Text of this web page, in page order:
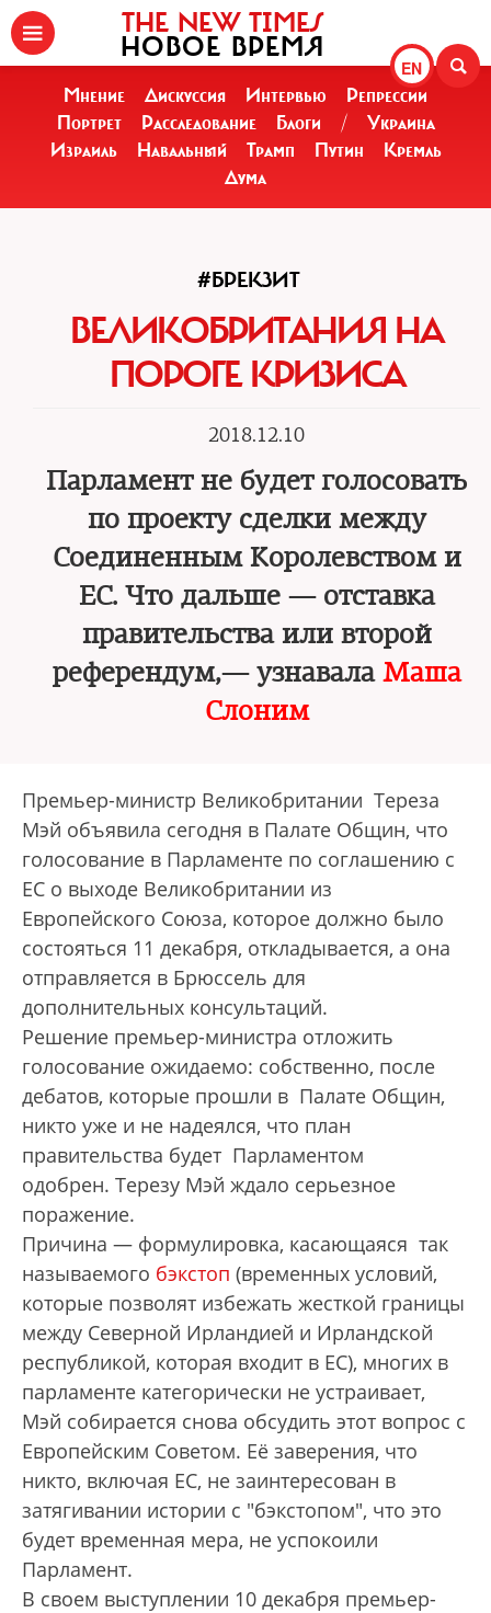
EN
THE NEW TIMES
НОВОЕ ВРЕМЯ
Мнение Дискуссия Интервью
Репрессии
Портрет
Расследование Блоги /
Украина
Израиль
Навальный Трамп Путин
Кремль
Дума
#БРЕКЗИТ
ВЕЛИКОБРИТАНИЯ НА
ПОРОГЕ КРИЗИСА
2018.12.10
Парламент не будет голосовать
по проекту сделки между
Соединенным Королевством и
ЕС. Что дальше — отставка
правительства или второй
референдум,— узнавала Маша
Слоним
Премьер-министр Великобритании Тереза
Мэй объявила сегодня в Палате Общин, что
голосование в Парламенте по соглашению с
ЕС о выходе Великобритании из
Европейского Союза, которое должно было
состояться 11 декабря, откладывается, а она
отправляется в Брюссель для
дополнительных консультаций.
Решение премьер-министра отложить
голосование ожидаемо: собственно, после
дебатов, которые прошли в Палате Общин,
никто уже и не надеялся, что план
правительства будет Парламентом
одобрен. Терезу Мэй ждало серьезное
поражение.
Причина — формулировка, касающаяся так
называемого бэкстоп (временных условий,
которые позволят избежать жесткой границы
между Северной Ирландией и Ирландской
республикой, которая входит в ЕС), многих в
парламенте категорически не устраивает,
Мэй собирается снова обсудить этот вопрос с
Европейским Советом. Её заверения, что
никто, включая ЕС, не заинтересован в
затягивании истории с "бэкстопом", что это
будет временная мера, не успокоили
Парламент.
В своем выступлении 10 декабря премьер-